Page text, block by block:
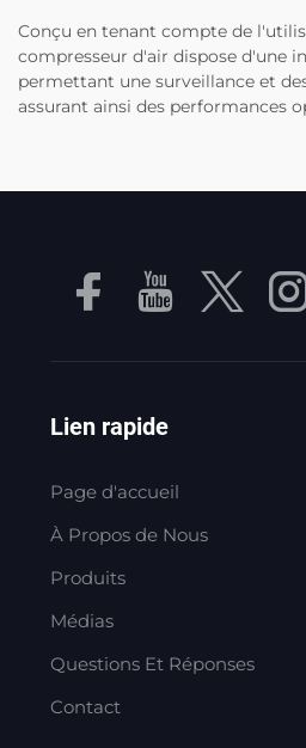
Conçu en tenant compte de
compresseur d'air dispose d'une
permettant une surveillance et
assurant ainsi des performances
Lien rapide
Page d'accueil
À Propos de Nous
Produits
Médias
Questions Et Réponses
Contact